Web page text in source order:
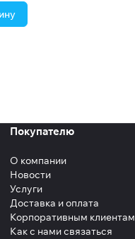
Покупателю
О компании
Новости
Услуги
Доставка и оплата
Корпоративным клиентам
Как с нами связаться